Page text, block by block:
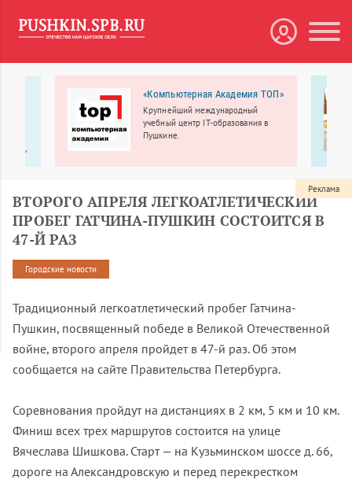
«Компьютерная Академия ТОП»
Крупнейший международный
учебный центр IT-образования в
Пушкине.
ВТОРОГО АПРЕЛЯ ЛЕГКОАТЛЕТИЧЕСКИЙ
ПРОБЕГ ГАТЧИНА-ПУШКИН СОСТОИТСЯ В
47-Й РАЗ
Городские новости
Традиционный легкоатлетический пробег Гатчина-
Пушкин, посвященный победе в Великой Отечественной
войне, второго апреля пройдет в 47-й раз. Об этом
сообщается на сайте Правительства Петербурга.
Соревнования пройдут на дистанциях в 2 км, 5 км и 10 км.
Финиш всех трех маршрутов состоится на улице
Вячеслава Шишкова. Старт — на Кузьминском шоссе д. 66,
дороге на Александровскую и перед перекрестком
Реклама